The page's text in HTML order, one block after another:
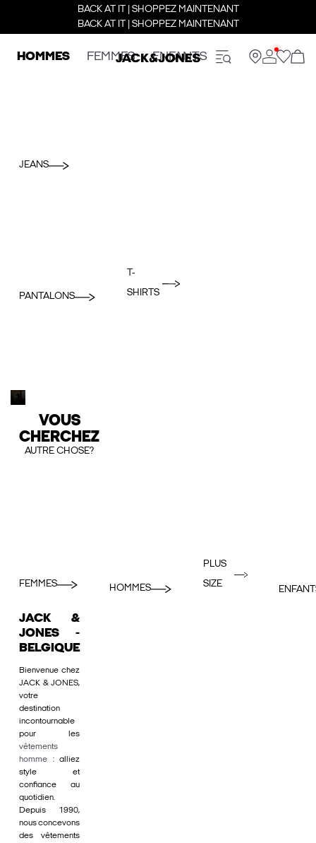
BACK AT IT | SHOPPEZ MAINTENANT
BACK AT IT | SHOPPEZ MAINTENANT
HOMMES FEMMES ENFANTS
JEANS
PANTALONS
T-
SHIRTS
VOUS
CHERCHEZ
AUTRE CHOSE?
FEMMES HOMMES
PLUS
SIZE
JACK &
JONES -
BELGIQUE
Bienvenue chez
JACK & JONES,
votre
destination
incontournable
pour les
vêtements
homme : alliez
style et
confiance au
quotidien.
Depuis 1990,
nous concevons
des vêtements